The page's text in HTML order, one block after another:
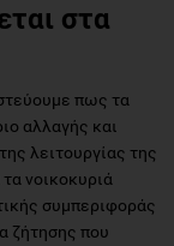
στα
πως τα
αλλαγής και
λειτουργίας της
νοικοκυριά
συμπεριφοράς
ζήτησης που